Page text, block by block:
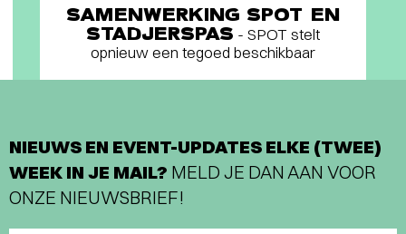
SAMENWERKING SPOT EN
STADJERSPAS - SPOT stelt
opnieuw een tegoed beschikbaar
NIEUWS EN EVENT-UPDATES ELKE (TWEE)
WEEK IN JE MAIL? MELD JE DAN AAN VOOR
ONZE NIEUWSBRIEF!